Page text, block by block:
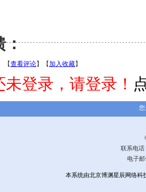
：
【查看评论】【 加入收藏】
登录，请登录！
联系电
电子
本系统由北京博渊星辰网络科